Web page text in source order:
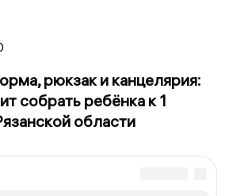
рюкзак и канцелярия:
собрать ребёнка к 1
области